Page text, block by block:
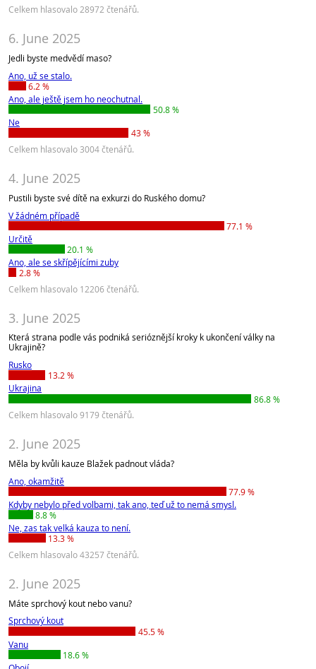
Celkem hlasovalo 28972 čtenářů.
6. June 2025
Jedli byste medvědí maso?
Ano, už se stalo.
6.2 %
Ano, ale ještě jsem ho neochutnal.
50.8 %
Ne
43 %
Celkem hlasovalo 3004 čtenářů.
4. June 2025
Pustili byste své dítě na exkurzi do Ruského domu?
V žádném případě
77.1 %
Určitě
20.1 %
Ano, ale se skřípějícími zuby
2.8 %
Celkem hlasovalo 12206 čtenářů.
3. June 2025
Která strana podle vás podniká serióznější kroky k ukončení války na
Ukrajině?
Rusko
13.2 %
Ukrajina
86.8 %
Celkem hlasovalo 9179 čtenářů.
2. June 2025
Měla by kvůli kauze Blažek padnout vláda?
Ano, okamžitě
77.9 %
Kdyby nebylo před volbami, tak ano, teď už to nemá smysl.
8.8 %
Ne, zas tak velká kauza to není.
13.3 %
Celkem hlasovalo 43257 čtenářů.
2. June 2025
Máte sprchový kout nebo vanu?
Sprchový kout
45.5 %
Vanu
18.6 %